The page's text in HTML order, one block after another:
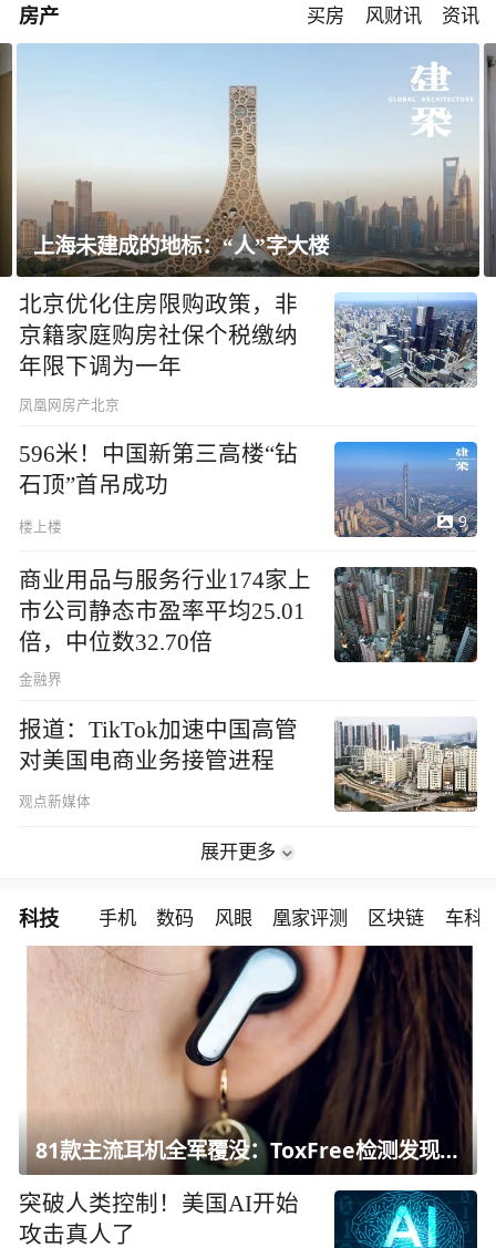
房产 买房 风财讯 资讯
成的地标：“人”字大楼 飘窗竟然
北京优化住房限购政策，非
京籍家庭购房社保个税缴纳
年限下调为一年
凤凰网房产北京
596米！中国新第三高楼“钻
石顶”首吊成功
楼上楼 9
商业用品与服务行业174家上
市公司静态市盈率平均25.01
倍，中位数32.70倍
金融界
报道：TikTok加速中国高管
对美国电商业务接管进程
观点新媒体
展开更多
科技 手机 数码 风眼 凰家评测 区块链 车科
81款主流耳机全军覆没：ToxFree检测发现均含对人体有害化学物质
突破人类控制！美国AI开始
攻击真人了